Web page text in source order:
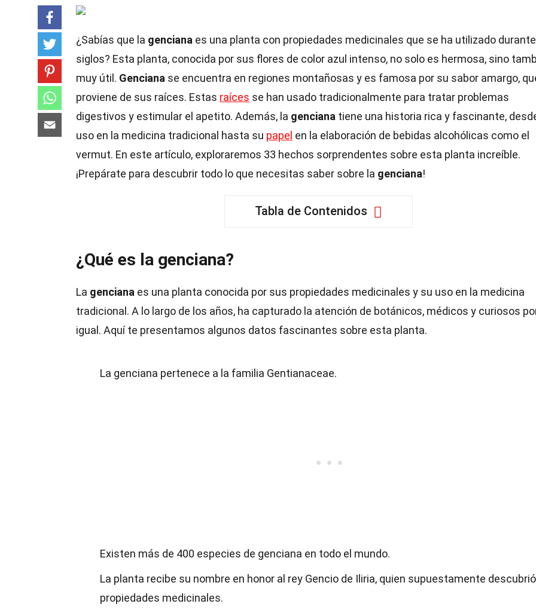
¿Sabías que la genciana es una planta con propiedades medicinales que se ha utilizado durante
siglos? Esta planta, conocida por sus flores de color azul intenso, no solo es hermosa, sino
muy útil. Genciana se encuentra en regiones montañosas y es famosa por su sabor amargo,
proviene de sus raíces. Estas raíces se han usado tradicionalmente para tratar problemas
digestivos y estimular el apetito. Además, la genciana tiene una historia rica y fascinante,
uso en la medicina tradicional hasta su papel en la elaboración de bebidas alcohólicas como el
vermut. En este artículo, exploraremos 33 hechos sorprendentes sobre esta planta increíble.
¡Prepárate para descubrir todo lo que necesitas saber sobre la genciana!
Tabla de Contenidos
¿Qué es la genciana?
La genciana es una planta conocida por sus propiedades medicinales y su uso en la medicina
tradicional. A lo largo de los años, ha capturado la atención de botánicos, médicos y curiosos
igual. Aquí te presentamos algunos datos fascinantes sobre esta planta.
La genciana pertenece a la familia Gentianaceae.
Existen más de 400 especies de genciana en todo el mundo.
La planta recibe su nombre en honor al rey Gencio de Iliria, quien supuestamente
propiedades medicinales.